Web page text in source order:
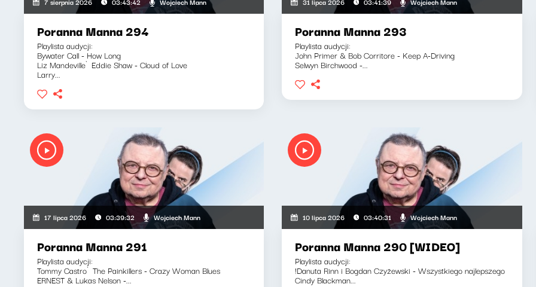
Poranna Manna 294
Playlista audycji:
Bywater Call - How Long
Liz Mandeville`Eddie Shaw - Cloud of Love
Larry...
Poranna Manna 293
Playlista audycji:
John Primer & Bob Corritore - Keep A-Driving
Selwyn Birchwood -...
17 lipca 2026 03:39:32 Wojciech Mann
Poranna Manna 291
Playlista audycji:
Tommy Castro`The Painkillers - Crazy Woman Blues
ERNEST & Lukas Nelson -...
10 lipca 2026 03:40:31 Wojciech Mann
Poranna Manna 290 [WIDEO]
Playlista audycji:
!Danuta Rinn i Bogdan Czyżewski - Wszystkiego najlepszego
Cindy Blackman...